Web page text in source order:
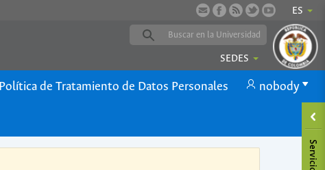
ES
SEDES
Política de Tratamiento de Datos Personales nobody